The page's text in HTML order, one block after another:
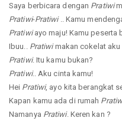
Saya berbicara dengan Pratiwi
Pratiwi-Pratiwi.. Kamu
Pratiwiayo maju! Kamu peserta
Ibuu.. Pratiwimakan cokelat aku
Pratiwi. Itu kamu bukan?
Pratiwi.. Aku cinta kamu!
Hei Pratiwi, ayo kita berangkat
Kapan kamu ada di rumah
Namanya Pratiwi. Keren kan ?